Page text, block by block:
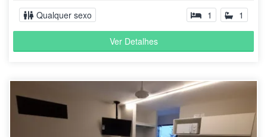
Qualquer sexo 1 1
Ver Detalhes